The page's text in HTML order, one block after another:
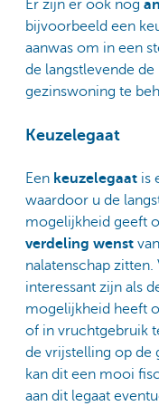
Er zijn er ook nog
bijvoorbeeld een
aanwas om in een
de langstlevende
gezinswoning te
Keuzelegaat
Een keuzelegaat is
waardoor u de
mogelijkheid geeft
verdeling wenst
nalatenschap
interessant zijn als
mogelijkheid heeft
of in vruchtgebruik
de vrijstelling op de
kan dit een mooi
aan dit legaat